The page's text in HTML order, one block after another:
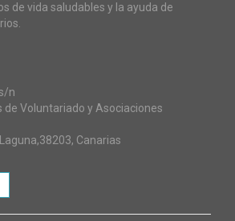
de vida saludables y la ayuda de
n
de Voluntariado y Asociaciones
Canarias